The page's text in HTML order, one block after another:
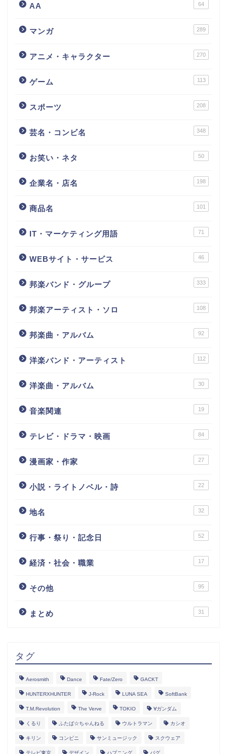
AA 64
マンガ 289
アニメ・キャラクター 270
ゲーム 113
スポーツ 208
芸名・コンビ名 348
お笑い・ネタ 50
企業名・店名 198
商品名 101
IT・マーケティング用語 71
WEBサイト・サービス 46
邦楽バンド・グループ 333
邦楽アーティスト・ソロ 108
邦楽曲・アルバム 92
洋楽バンド・アーティスト 112
洋楽曲・アルバム 30
音楽関連 19
テレビ・ドラマ・映画 84
漫画家・作家 27
小説・ライトノベル・詩 22
地名 32
行事・祭り・記念日 52
経済・社会・職業 17
その他 95
まとめ 31
タグ
Aerosmith Dance Fate/Zero GACKT
HUNTERXHUNTER J-Rock LUNA SEA SoftBank
T.M.Revolution The Verve TOKIO ∀ガンダム
くるり ふたば☆ちゃんねる ウルトラマン カシオ
キリン コンビニ サンミュージック スクウェア
テレビ東京 デザイン ハプニング バグ